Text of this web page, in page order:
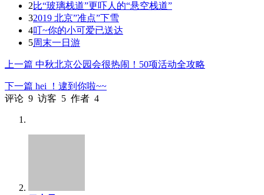
2比“玻璃栈道”更吓人的“悬空栈道”
32019 北京”准点”下雪
4叮~你的小可爱已送达
5周末一日游
上一篇 中秋北京公园会很热闹！50项活动全攻略
下一篇 hei ！逮到你啦~~
评论 9 访客 5 作者 4